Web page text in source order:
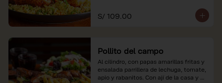
soles e incluyen impuestos de ley y
recargo al consumo.
S/ 109.00
Pollito del campo
Al cilindro, con papas amarillas fritas y
ensalada parrillera de lechuga, tomate,
apio y rabanitos. Con ají de la casa y